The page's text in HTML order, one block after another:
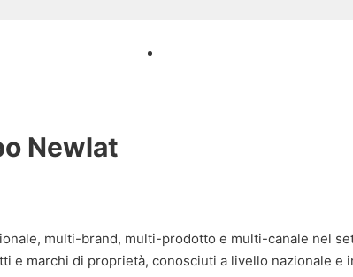
Newlat
multi-brand, multi-prodotto e multi-canale nel
e marchi di proprietà, conosciuti a livello nazionale e